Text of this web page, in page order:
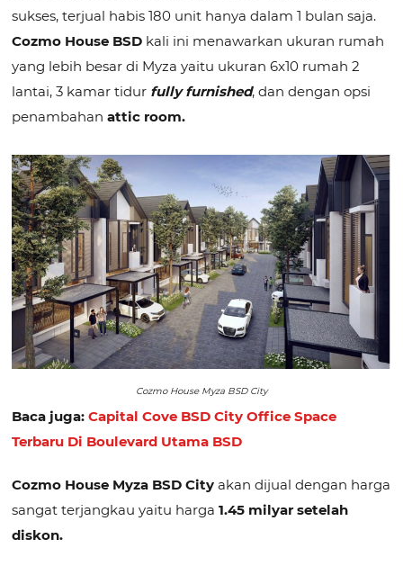
sukses, terjual habis 180 unit hanya dalam 1 bulan saja.
Cozmo House BSD kali ini menawarkan ukuran rumah
yang lebih besar di Myza yaitu ukuran 6x10 rumah 2
lantai, 3 kamar tidur fully furnished, dan dengan opsi
penambahanattic room.
Cozmo House Myza BSD City
Baca juga:Capital Cove BSD City Office Space
Terbaru Di Boulevard Utama BSD
Cozmo House Myza BSD City akan dijual dengan harga
sangat terjangkau yaitu harga1.45 milyar setelah
diskon.